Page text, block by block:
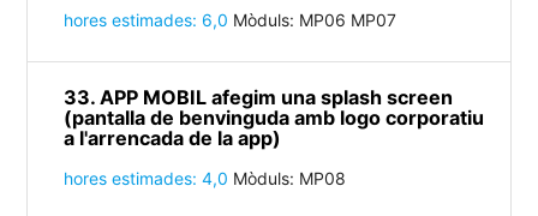
hores estimades: 6,0 Mòduls: MP06 MP07
33. APP MOBIL afegim una splash screen
(pantalla de benvinguda amb logo corporatiu
a l'arrencada de la app)
hores estimades: 4,0 Mòduls: MP08